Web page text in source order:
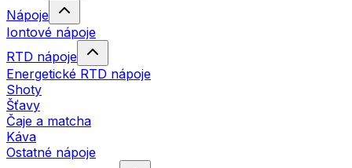
Nápoje
Iontové nápoje
RTD nápoje
Energetické RTD nápoje
Shoty
Šťavy
Čaje a matcha
Káva
Ostatné nápoje